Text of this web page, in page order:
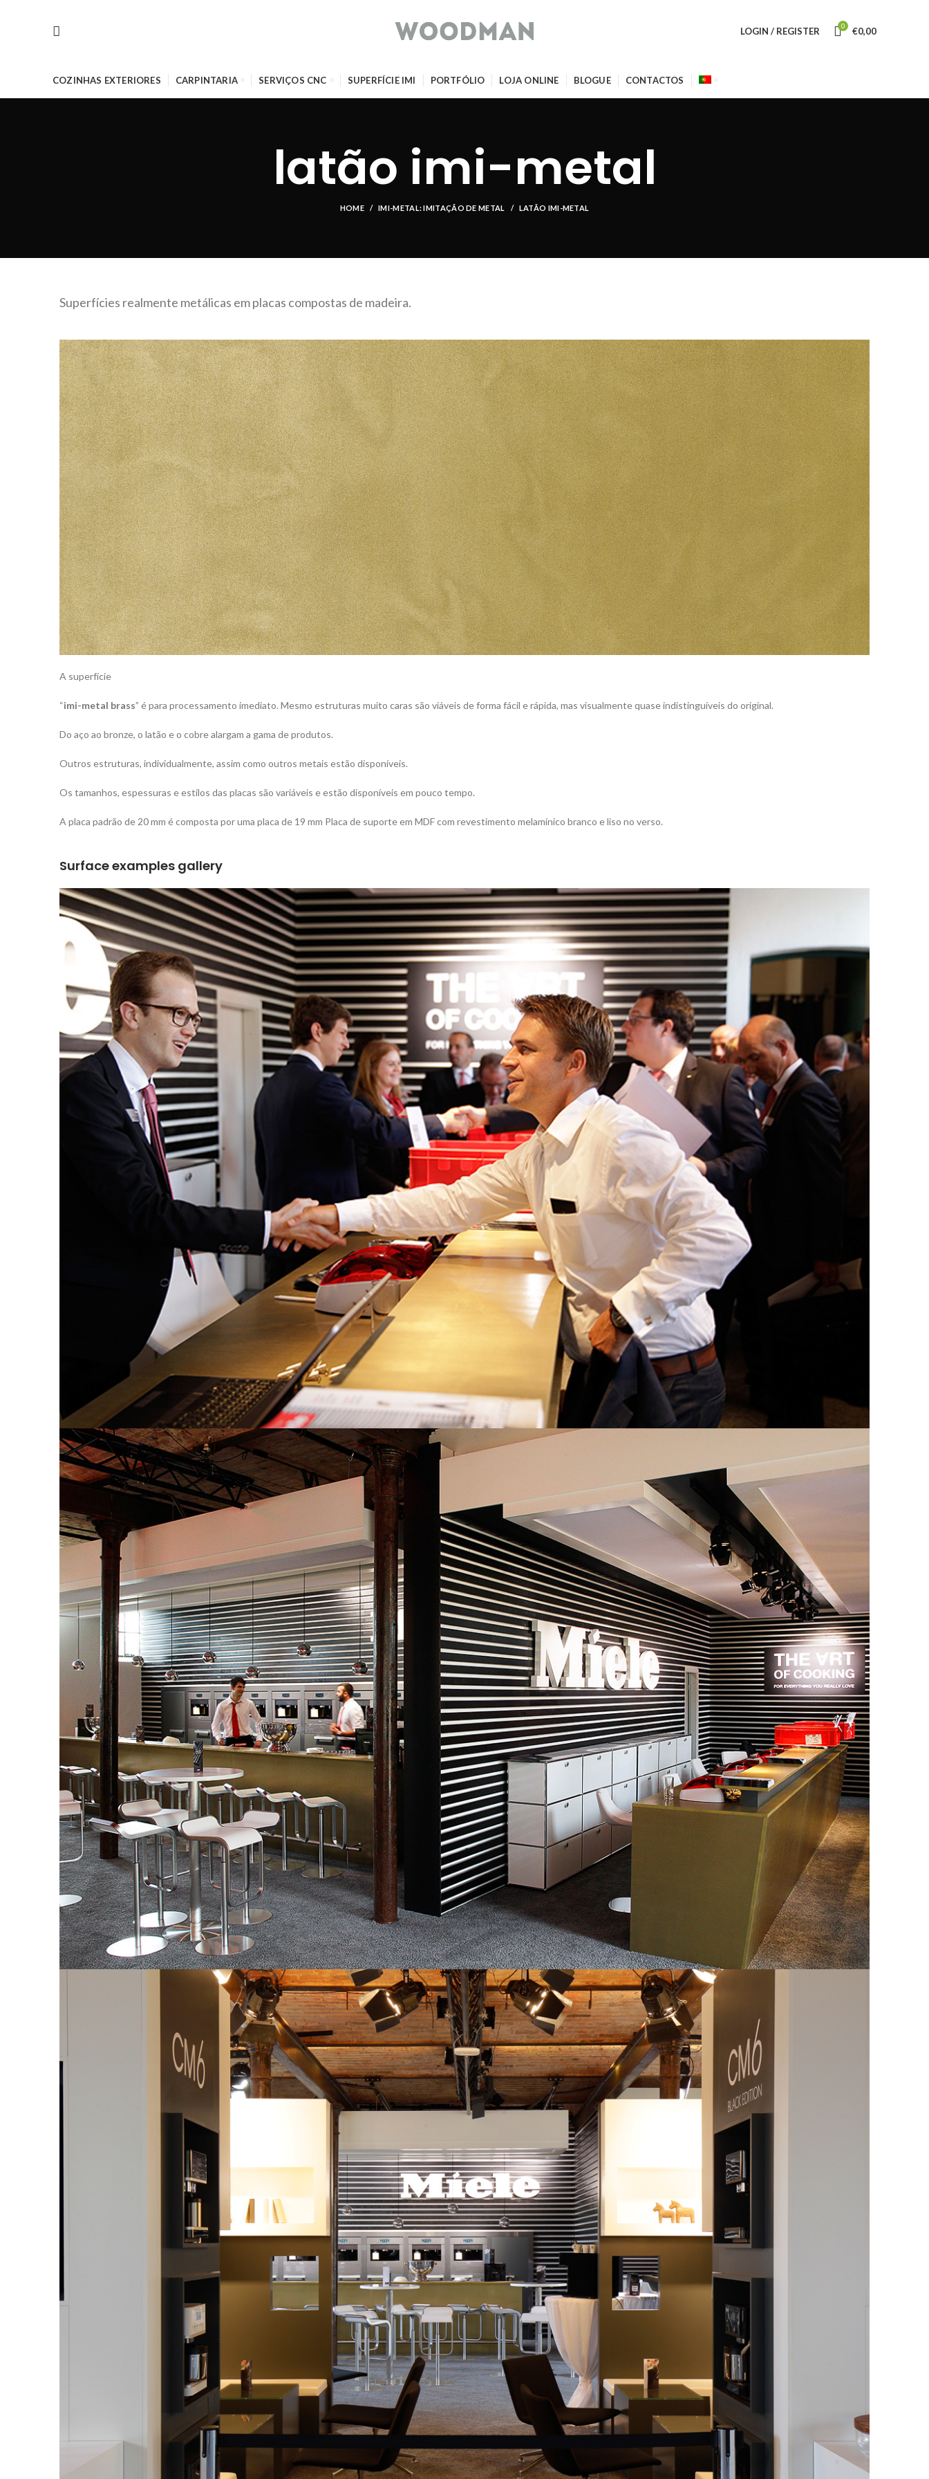
LOGIN / REGISTER 0 €0,00
COZINHAS EXTERIORES CARPINTARIA SERVIÇOS CNC SUPERFÍCIE IMI PORTFÓLIO LOJA ONLINE BLOGUE CONTACTOS
latão imi-metal
HOME IMI-METAL: IMITAÇÃO DE METAL LATÃO IMI-METAL
Superfícies realmente metálicas em placas compostas de madeira.
A superfície
“imi-metal brass” é para processamento imediato. Mesmo estruturas muito caras são viáveis ​​de forma fácil e rápida, mas visualmente quase indistinguíveis do original.
Do aço ao bronze, o latão e o cobre alargam a gama de produtos.
Outros estruturas, individualmente, assim como outros metais estão disponíveis.
Os tamanhos, espessuras e estilos das placas são variáveis ​​e estão disponíveis em pouco tempo.
A placa padrão de 20 mm é composta por uma placa de 19 mm Placa de suporte em MDF com revestimento melamínico branco e liso no verso.
Surface examples gallery